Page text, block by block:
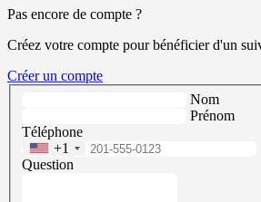
Pas encore de compte ?
Créez votre compte pour bénéficier d'un
Créer un compte
Nom
Prénom
Téléphone
+1
Question